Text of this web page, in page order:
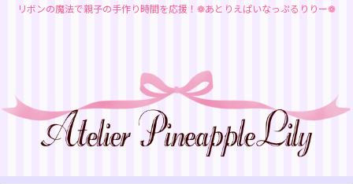
リボンの魔法で親子の手作り時間を応援！❁あとりえぱいなっぷるりりー❁